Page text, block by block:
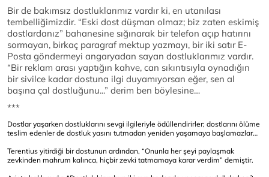
Bir de bakımsız dostluklarımız vardır ki, en utanılası
tembelliğimizdir. “Eski dost düşman olmaz; biz zaten eskimiş
dostlardanız” bahanesine sığınarak bir telefon açıp hatırını
sormayan, birkaç paragraf mektup yazmayı, bir iki satır E-
Posta göndermeyi angaryadan sayan dostluklarımız vardır.
“Bir reklam arası yaptığın kahve, can sıkıntısıyla oynadığın
bir sivilce kadar dostuna ilgi duyamıyorsan eğer, sen al
başına çal dostluğunu...” derim ben böylesine…
***
Dostlar yaşarken dostluklarını sevgi ilgileriyle ödüllendirirler; dostlarını ölüme
teslim edenler de dostluk yasını tutmadan yeniden yaşamaya başlamazlar…
Terentius yitirdiği bir dostunun ardından, “Onunla her şeyi paylaşmak
zevkinden mahrum kalınca, hiçbir zevki tatmamaya karar verdim” demiştir.